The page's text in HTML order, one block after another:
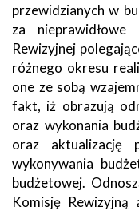
przewidzianych w
za nieprawidłowe
Rewizyjnej
różnego okresu
one ze sobą
fakt, iż obrazują
oraz wykonania
oraz aktualizację
wykonywania
budżetowej.
Komisję Rewizyjną